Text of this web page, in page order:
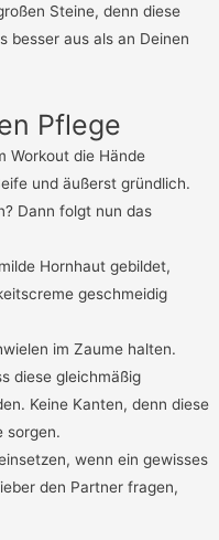
Steine, denn diese
besser aus als an Deinen
Pflege
Workout die Hände
und äußerst gründlich.
Dann folgt nun das
Hornhaut gebildet,
geschmeidig
im Zaume halten.
diese gleichmäßig
Keine Kanten, denn diese
sorgen.
wenn ein gewisses
den Partner fragen,